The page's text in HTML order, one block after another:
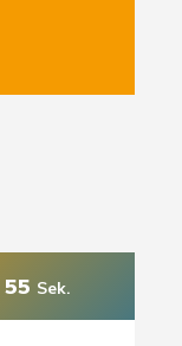
53 Sek.